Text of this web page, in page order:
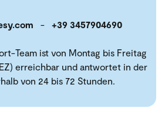
- +39 3457904690
Team ist von Montag bis Freitag
erreichbar und antwortet in der
von 24 bis 72 Stunden.